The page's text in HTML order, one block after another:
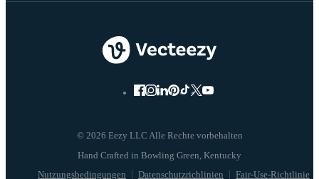
© 2026 Eezy LLC Alle Rechte vorbehalten
Nutzungsbedingungen Datenschutzrichlinien Fair-Use-Richtlinie